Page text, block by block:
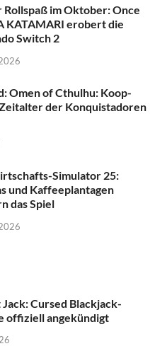
Rollspaß im Oktober: Once
KATAMARI erobert die
Switch 2
Omen of Cthulhu: Koop-
der Konquistadoren
Simulator 25:
und Kaffeeplantagen
das Spiel
Cursed Blackjack-
offiziell angekündigt